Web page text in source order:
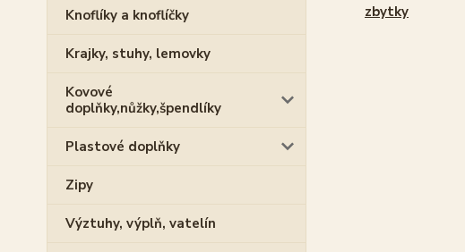
Knoflíky a knoflíčky
Krajky, stuhy, lemovky
Kovové
doplňky,nůžky,špendlíky
Plastové doplňky
Zipy
Výztuhy, výplň, vatelín
zbytky